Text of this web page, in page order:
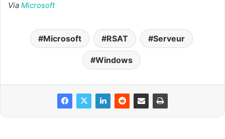
Via Microsoft
Microsoft RSAT Serveur
Windows